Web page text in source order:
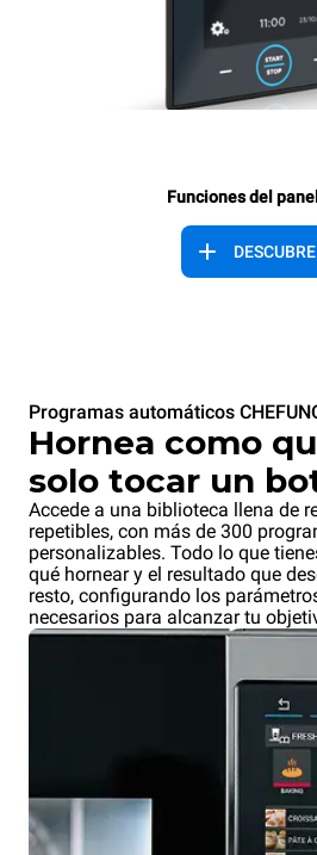
Funciones del
Programas automáticos
Hornea como
solo tocar un
Accede a una biblioteca llena de
repetibles, con más de 300
personalizables. Todo lo que
qué hornear y el resultado que
resto, configurando los
necesarios para alcanzar tu